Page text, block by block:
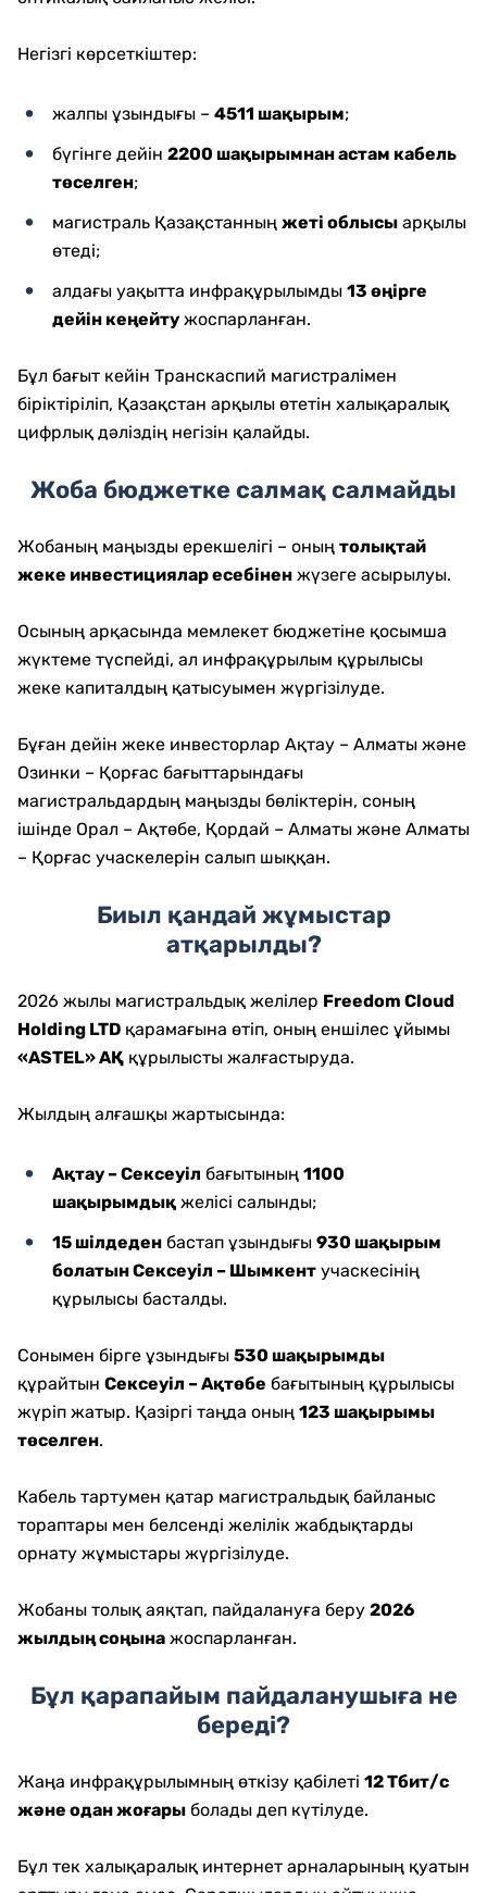
Негізгі көрсеткіштер:
жалпы ұзындығы – 4511 шақырым;
бүгінге дейін 2200 шақырымнан астам кабель
төселген;
магистраль Қазақстанның жеті облысы арқылы
өтеді;
алдағы уақытта инфрақұрылымды 13 өңірге
дейін кеңейту жоспарланған.
Бұл бағыт кейін Транскаспий магистралімен
біріктіріліп, Қазақстан арқылы өтетін халықаралық
цифрлық дәліздің негізін қалайды.
Жоба бюджетке салмақ салмайды
Жобаның маңызды ерекшелігі – оның толықтай
жеке инвестициялар есебінен жүзеге асырылуы.
Осының арқасында мемлекет бюджетіне қосымша
жүктеме түспейді, ал инфрақұрылым құрылысы
жеке капиталдың қатысуымен жүргізілуде.
Бұған дейін жеке инвесторлар Ақтау – Алматы және
Озинки – Қорғас бағыттарындағы
магистральдардың маңызды бөліктерін, соның
ішінде Орал – Ақтөбе, Қордай – Алматы және Алматы
– Қорғас учаскелерін салып шыққан.
Биыл қандай жұмыстар
атқарылды?
2026 жылы магистральдық желілер Freedom Cloud
Holding LTD қарамағына өтіп, оның еншілес ұйымы
«ASTEL» АҚ құрылысты жалғастыруда.
Жылдың алғашқы жартысында:
Ақтау – Сексеуіл бағытының 1100
шақырымдық желісі салынды;
15 шілдеден бастап ұзындығы 930 шақырым
болатын Сексеуіл – Шымкент учаскесінің
құрылысы басталды.
Сонымен бірге ұзындығы 530 шақырымды
құрайтын Сексеуіл – Ақтөбе бағытының құрылысы
жүріп жатыр. Қазіргі таңда оның 123 шақырымы
төселген.
Кабель тартумен қатар магистральдық байланыс
тораптары мен белсенді желілік жабдықтарды
орнату жұмыстары жүргізілуде.
Жобаны толық аяқтап, пайдалануға беру 2026
жылдың соңына жоспарланған.
Бұл қарапайым пайдаланушыға не
береді?
Жаңа инфрақұрылымның өткізу қабілеті 12 Тбит/с
және одан жоғары болады деп күтілуде.
Бұл тек халықаралық интернет арналарының қуатын